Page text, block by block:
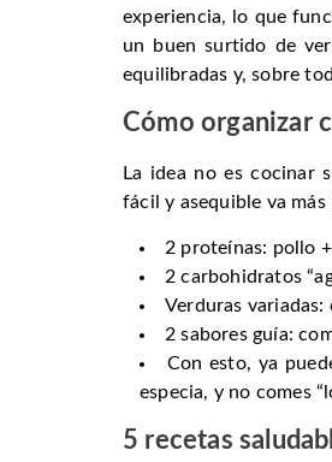
experiencia, lo que
un buen surtido de
equilibradas y, sobre
Cómo organizar
La idea no es cocinar
fácil y asequible va
2 proteínas: pollo
2 carbohidratos
Verduras
2 sabores guía:
Con esto, ya
especia, y no comes
5 recetas